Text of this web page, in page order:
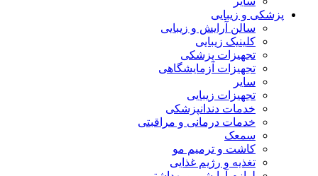
پزشکی و زیبایی
سالن آرایش و زیبایی
کلینیک زیبایی
تجهیزات پزشکی
تجهیزات آزمایشگاهی
سایر
تجهیزات زیبایی
خدمات دندانپزشکی
خدمات درمانی و مراقبتی
سمعک
کاشت و ترمیم مو
تغذیه و رژیم غذایی